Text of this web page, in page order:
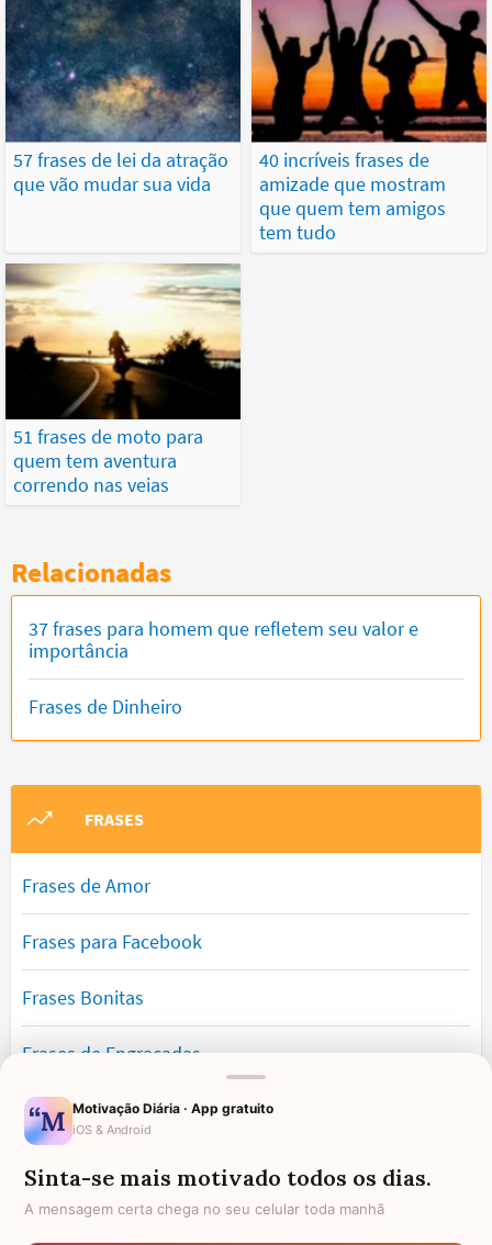
57 frases de lei da atração
que vão mudar sua vida
40 incríveis frases de
amizade que mostram
que quem tem amigos
tem tudo
51 frases de moto para
quem tem aventura
correndo nas veias
Relacionadas
37 frases para homem que refletem seu valor e
importância
Frases de Dinheiro
FRASES
Frases de Amor
Frases para Facebook
Frases Bonitas
Frases de Engraçadas
Frases Românticas
Frases de Reflexão
Frases Lindas
Motivação Diária · App gratuito
iOS & Android
Sinta-se mais motivado todos os dias.
A mensagem certa chega no seu celular toda manhã